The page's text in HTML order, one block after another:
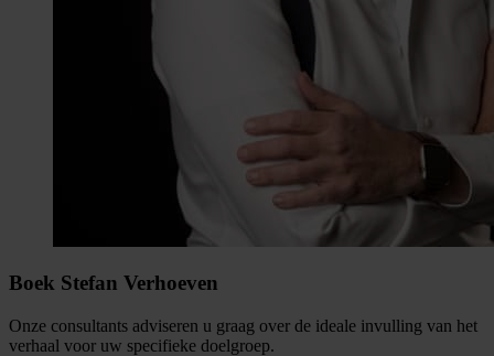
Boek Stefan Verhoeven
Onze consultants adviseren u graag over de ideale invulling van het
verhaal voor uw specifieke doelgroep.